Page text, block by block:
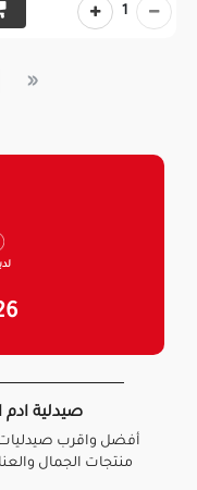
1
«
صيدلية ادم
أفضل واقرب
منتجات الجمال